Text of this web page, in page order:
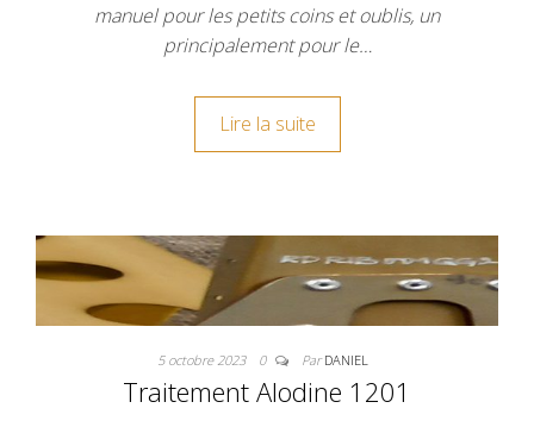
manuel pour les petits coins et oublis, un
principalement pour le…
Lire la suite
5 octobre 2023 0 ParDANIEL
Traitement Alodine 1201